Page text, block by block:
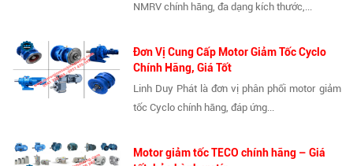
NMRV chính hãng, đa dạng kích thước,...
Đơn Vị Cung Cấp Motor Giảm Tốc Cyclo
Chính Hãng, Giá Tốt
Linh Duy Phát là đơn vị phân phối motor giảm
tốc Cyclo chính hãng, đáp ứng...
Motor giảm tốc TECO chính hãng – Giá